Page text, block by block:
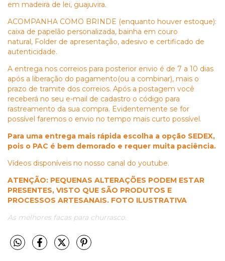
em madeira de lei, guajuvira.
ACOMPANHA COMO BRINDE (enquanto houver estoque):
caixa de papelão personalizada, bainha em couro
natural, Folder de apresentação, adesivo e certificado de
autenticidade.
A entrega nos correios para posterior envio é de 7 a 10 dias
após a liberação do pagamento(ou a combinar), mais o
prazo de tramite dos correios. Após a postagem você
receberá no seu e-mail de cadastro o código para
rastreamento da sua compra. Evidentemente se for
possível faremos o envio no tempo mais curto possível.
Para uma entrega mais rápida escolha a opção SEDEX,
pois o PAC é bem demorado e requer muita paciência.
Vídeos disponíveis no nosso canal do youtube.
ATENÇÃO: PEQUENAS ALTERAÇÕES PODEM ESTAR
PRESENTES, VISTO QUE SÃO PRODUTOS E
PROCESSOS ARTESANAIS. FOTO ILUSTRATIVA
As melhores facas para churrasco.